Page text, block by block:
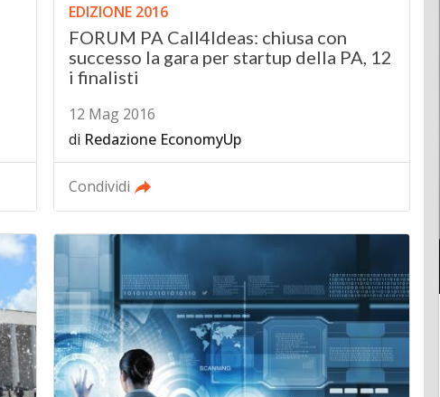
EDIZIONE 2016
FORUM PA Call4Ideas: chiusa con
successo la gara per startup della PA, 12
i finalisti
12 Mag 2016
di Redazione EconomyUp
Condividi